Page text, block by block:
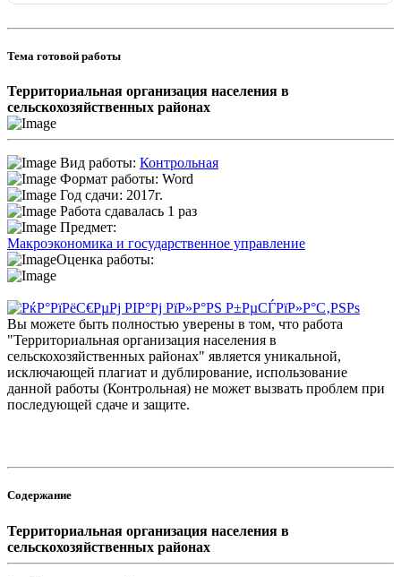
Тема готовой работы
Территориальная организация населения в
сельскохозяйственных районах
Вид работы: Контрольная
Формат работы: Word
Год сдачи: 2017г.
Работа сдавалась 1 раз
Предмет:
Макроэкономика и государственное управление
Оценка работы:
Вы можете быть полностью уверены в том, что работа
"Территориальная организация населения в
сельскохозяйственных районах" является уникальной,
исключающей плагиат и дублирование, использование
данной работы (Контрольная) не может вызвать проблем при
последующей сдаче и защите.
Содержание
Территориальная организация населения в
сельскохозяйственных районах